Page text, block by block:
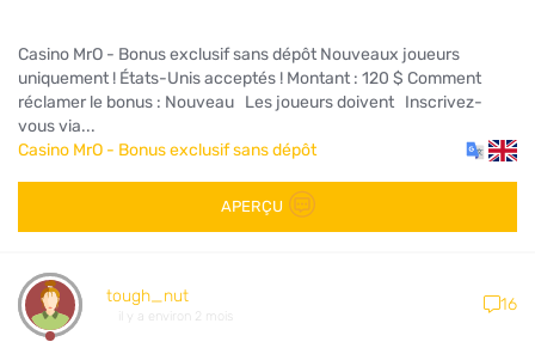
Casino MrO - Bonus exclusif sans dépôt Nouveaux joueurs
uniquement ! États-Unis acceptés ! Montant : 120 $ Comment
réclamer le bonus : Nouveau Les joueurs doivent Inscrivez-
vous via...
Casino MrO - Bonus exclusif sans dépôt
APERÇU
tough_nut
il y a environ 2 mois
16